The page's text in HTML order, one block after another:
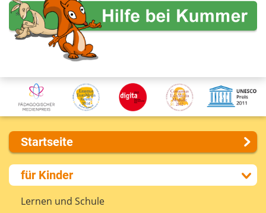
Startseite
Über uns
Presse
Kontakt
für Kinder
Lernen und Schule